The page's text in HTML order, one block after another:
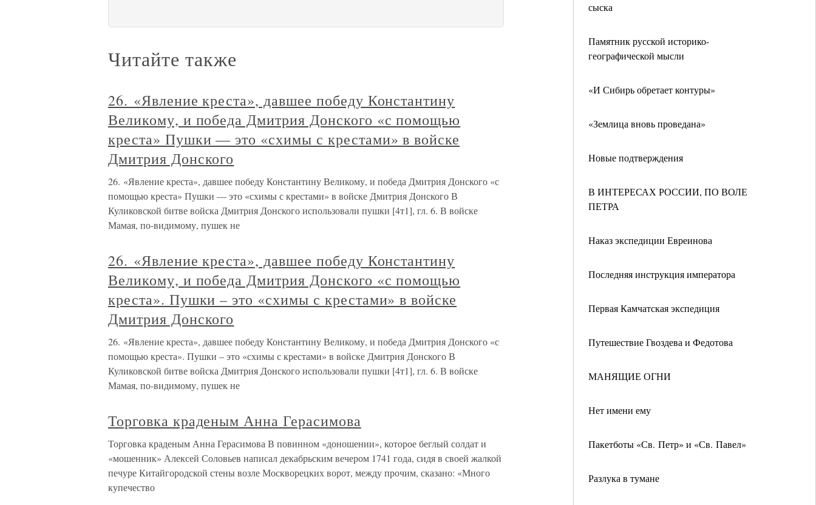
сыска
Памятник русской историко-
географической мысли
«И Сибирь обретает контуры»
«Землица вновь проведана»
Новые подтверждения
В ИНТЕРЕСАХ РОССИИ, ПО ВОЛЕ
ПЕТРА
Наказ экспедиции Евреинова
Последняя инструкция императора
Первая Камчатская экспедиция
Путешествие Гвоздева и Федотова
МАНЯЩИЕ ОГНИ
Нет имени ему
Пакетботы «Св. Петр» и «Св. Павел»
Разлука в тумане
Читайте также
26. «Явление креста», давшее победу Константину
Великому, и победа Дмитрия Донского «с помощью
креста» Пушки — это «схимы с крестами» в войске
Дмитрия Донского
26. «Явление креста», давшее победу Константину Великому, и победа Дмитрия Донского «с
помощью креста» Пушки — это «схимы с крестами» в войске Дмитрия Донского В
Куликовской битве войска Дмитрия Донского использовали пушки [4т1], гл. 6. В войске
Мамая, по-видимому, пушек не
26. «Явление креста», давшее победу Константину
Великому, и победа Дмитрия Донского «с помощью
креста». Пушки – это «схимы с крестами» в войске
Дмитрия Донского
26. «Явление креста», давшее победу Константину Великому, и победа Дмитрия Донского «с
помощью креста». Пушки – это «схимы с крестами» в войске Дмитрия Донского В
Куликовской битве войска Дмитрия Донского использовали пушки [4т1], гл. 6. В войске
Мамая, по-видимому, пушек не
Торговка краденым Анна Герасимова
Торговка краденым Анна Герасимова В повинном «доношении», которое беглый солдат и
«мошенник» Алексей Соловьев написал декабрьским вечером 1741 года, сидя в своей жалкой
печуре Китайгородской стены возле Москворецких ворот, между прочим, сказано: «Много
купечество